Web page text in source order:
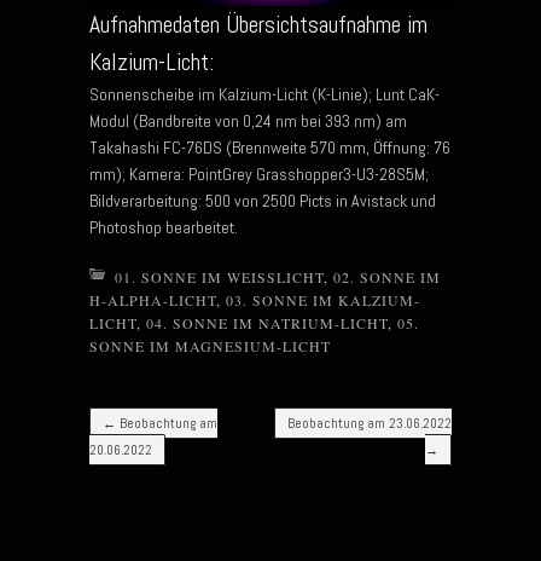
Aufnahmedaten Übersichtsaufnahme im
Kalzium-Licht:
Sonnenscheibe im Kalzium-Licht (K-Linie); Lunt CaK-
Modul (Bandbreite von 0,24 nm bei 393 nm) am
Takahashi FC-76DS (Brennweite 570 mm, Öffnung: 76
mm); Kamera: PointGrey Grasshopper3-U3-28S5M;
Bildverarbeitung: 500 von 2500 Picts in Avistack und
Photoshop bearbeitet.
01. SONNE IM WEISSLICHT 02. SONNE IM
H-ALPHA-LICHT 03. SONNE IM KALZIUM-
LICHT 04. SONNE IM NATRIUM-LICHT 05.
SONNE IM MAGNESIUM-LICHT
Post navigation
← Beobachtung am
20.06.2022
Beobachtung am 23.06.2022
→